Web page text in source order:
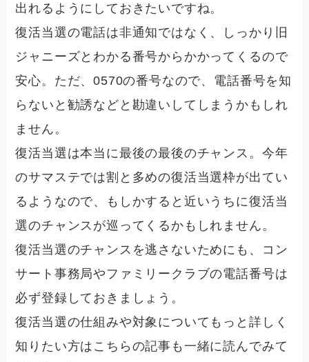
出れるようにしておきたいですね。
復活当選の電話は非通知ではなく、しっかり旧
ジャニーズとわかる番号からかかってくるので
安心。ただ、0570の番号なので、電話番号を知
らないと勧誘などと勘違いしてしまうかもしれ
ません。
復活当選は本当に最後の最後のチャンス。今年
のサマステでは割と多めの復活当選枠が出てい
るようなので、もしかすると近いうちに復活当
選のチャンスが巡ってくるかもしれません。
復活当選のチャンスを逃さないためにも、コン
サート事務局やファミリークラブの電話番号は
必ず登録しておきましょう。
復活当選の仕組みや対象についてもっと詳しく
知りたい方はこちらの記事も一緒に読んでみて